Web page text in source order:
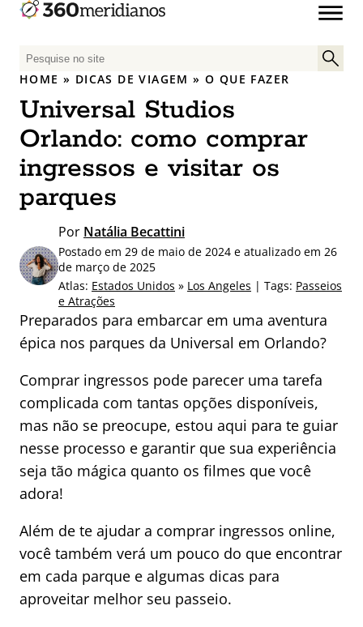
P
e
q
u
s
a
r
o
r
HOME » DICAS DE VIAGEM »O QUE FAZER
Universal Studios
Orlando: como comprar
ingressos e visitar os
parques
Por Natália Becattini
Postado em 29 de maio de 2024 e atualizado em 26
de março de 2025
Atlas: Estados Unidos » Los Angeles | Tags: Passeios
e Atrações
Preparados para embarcar em uma aventura
épica nos parques da Universal em Orlando?
Comprar ingressos pode parecer uma tarefa
complicada com tantas opções disponíveis,
mas não se preocupe, estou aqui para te guiar
nesse processo e garantir que sua experiência
seja tão mágica quanto os filmes que você
adora!
Além de te ajudar a comprar ingressos online,
você também verá um pouco do que encontrar
em cada parque e algumas dicas para
aproveitar melhor seu passeio.